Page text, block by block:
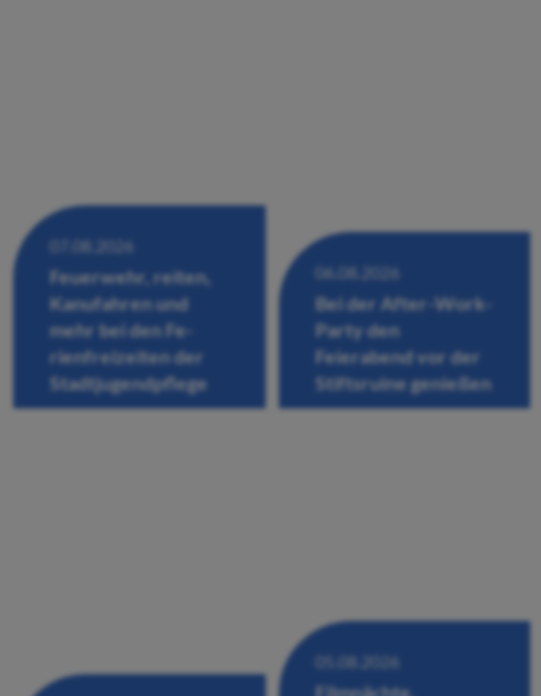
07.08.2026
Feuerwehr, reiten,
Kanufahren und
mehr bei den Fe-
rienfreizeiten der
Stadtjugendpflege
06.08.2026
Bei der After-Work-
Party den
Feierabend vor der
Stiftsruine genießen
05.08.2026